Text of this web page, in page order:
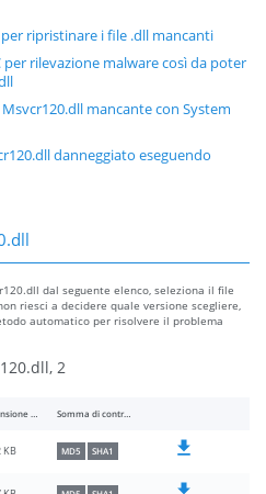
ripristinare i file .dll mancanti
rilevazione malware così da poter
mancante con System
danneggiato eseguendo
dal seguente elenco, seleziona il file
riesci a decidere quale versione scegliere,
automatico per risolvere il problema
2
Dimensione del file Somma di controllo
KB MD5 SHA1